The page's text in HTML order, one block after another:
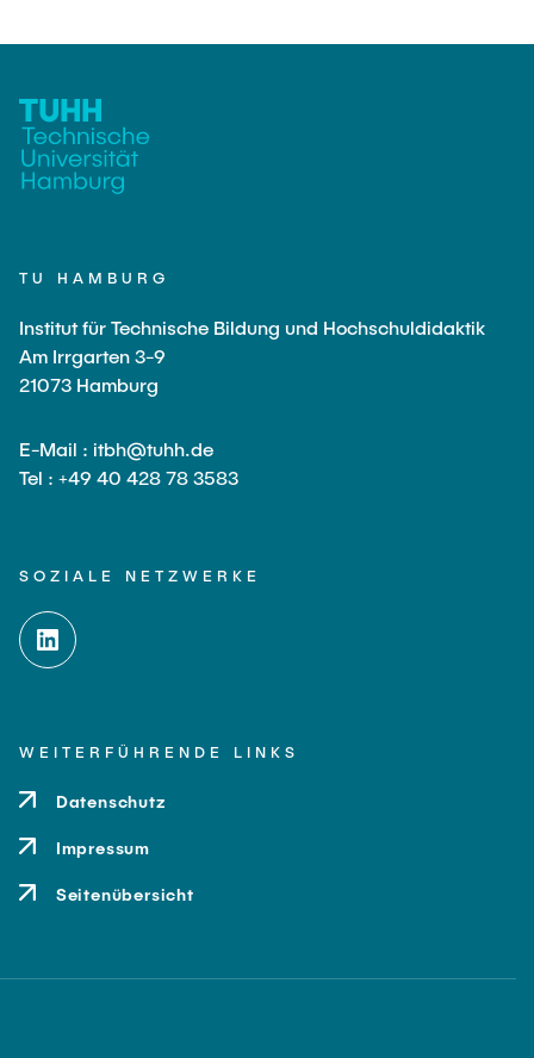
TU HAMBURG
Institut für Technische Bildung und Hochschuldidaktik
Am Irrgarten 3-9
21073 Hamburg
E-Mail : itbh@tuhh.de
Tel : +49 40 428 78 3583
SOZIALE NETZWERKE
WEITERFÜHRENDE LINKS
Datenschutz
Impressum
Seitenübersicht